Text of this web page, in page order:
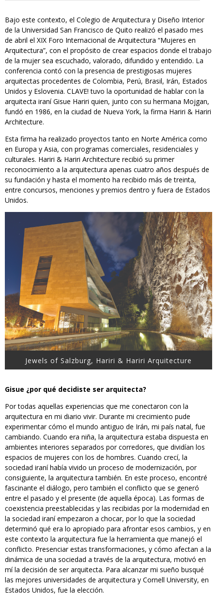
Bajo este contexto, el Colegio de Arquitectura y Diseño Interior
de la Universidad San Francisco de Quito realizó el pasado mes
de abril el XIX Foro Internacional de Arquitectura “Mujeres en
Arquitectura”, con el propósito de crear espacios donde el trabajo
de la mujer sea escuchado, valorado, difundido y entendido. La
conferencia contó con la presencia de prestigiosas mujeres
arquitectas procedentes de Colombia, Perú, Brasil, Irán, Estados
Unidos y Eslovenia. CLAVE! tuvo la oportunidad de hablar con la
arquitecta iraní Gisue Hariri quien, junto con su hermana Mojgan,
fundó en 1986, en la ciudad de Nueva York, la firma Hariri & Hariri
Architecture.
Esta firma ha realizado proyectos tanto en Norte América como
en Europa y Asia, con programas comerciales, residenciales y
culturales. Hariri & Hariri Architecture recibió su primer
reconocimiento a la arquitectura apenas cuatro años después de
su fundación y hasta el momento ha recibido más de treinta,
entre concursos, menciones y premios dentro y fuera de Estados
Unidos.
Jewels of Salzburg, Hariri & Hariri Arquitecture
Gisue ¿por qué decidiste ser arquitecta?
Por todas aquellas experiencias que me conectaron con la
arquitectura en mi diario vivir. Durante mi crecimiento pude
experimentar cómo el mundo antiguo de Irán, mi país natal, fue
cambiando. Cuando era niña, la arquitectura estaba dispuesta en
ambientes interiores separados por corredores, que dividían los
espacios de mujeres con los de hombres. Cuando crecí, la
sociedad iraní había vivido un proceso de modernización, por
consiguiente, la arquitectura también. En este proceso, encontré
fascinante el diálogo, pero también el conflicto que se generó
entre el pasado y el presente (de aquella época). Las formas de
coexistencia preestablecidas y las recibidas por la modernidad en
la sociedad iraní empezaron a chocar, por lo que la sociedad
determinó qué era lo apropiado para afrontar esos cambios, y en
este contexto la arquitectura fue la herramienta que manejó el
conflicto. Presenciar estas transformaciones, y cómo afectan a la
dinámica de una sociedad a través de la arquitectura, motivó en
mí la decisión de ser arquitecta. Para alcanzar mi sueño busqué
las mejores universidades de arquitectura y Cornell University, en
Estados Unidos, fue la elección.